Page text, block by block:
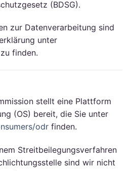
(BDSG).
zur Datenverarbeitung sind
unter
finden.
stellt eine Plattform
(OS) bereit, die Sie unter
odr finden.
Streitbeilegungsverfahren
sind wir nicht